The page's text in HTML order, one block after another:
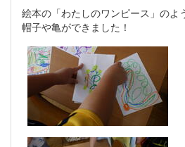
絵本の「わたしのワンピース」のよ
帽子や亀ができました！